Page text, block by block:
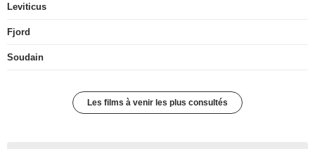
Leviticus
Fjord
Soudain
Les films à venir les plus consultés